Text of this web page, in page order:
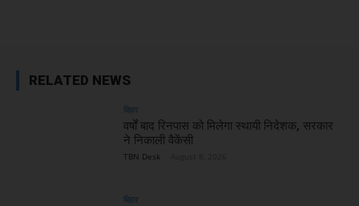
RELATED NEWS
बिहार
वर्षों बाद रिनपास को मिलेगा स्थायी निदेशक, सरकार
ने निकाली वैकेंसी
TBN Desk
बिहार